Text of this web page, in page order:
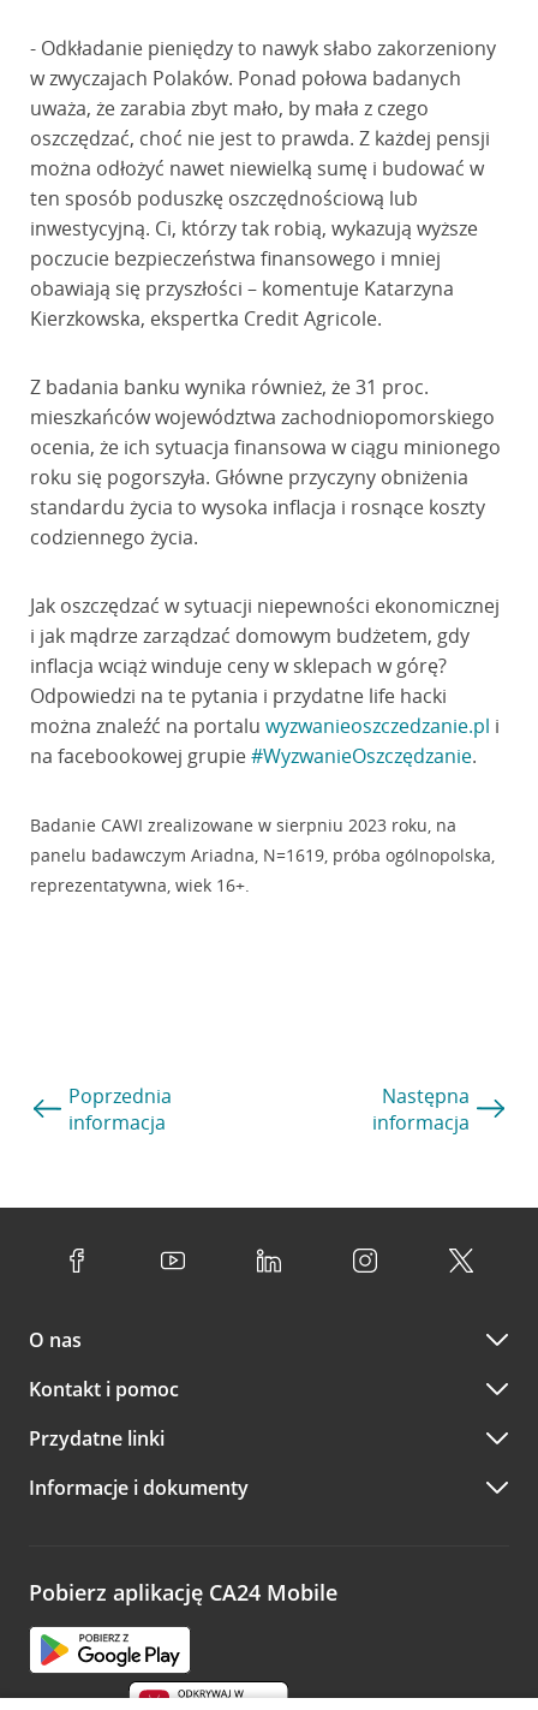
- Odkładanie pieniędzy to nawyk słabo zakorzeniony
w zwyczajach Polaków. Ponad połowa badanych
uważa, że zarabia zbyt mało, by mała z czego
oszczędzać, choć nie jest to prawda. Z każdej pensji
można odłożyć nawet niewielką sumę i budować w
ten sposób poduszkę oszczędnościową lub
inwestycyjną. Ci, którzy tak robią, wykazują wyższe
poczucie bezpieczeństwa finansowego i mniej
obawiają się przyszłości – komentuje Katarzyna
Kierzkowska, ekspertka Credit Agricole.
Z badania banku wynika również, że 31 proc.
mieszkańców województwa zachodniopomorskiego
ocenia, że ich sytuacja finansowa w ciągu minionego
roku się pogorszyła. Główne przyczyny obniżenia
standardu życia to wysoka inflacja i rosnące koszty
codziennego życia.
Jak oszczędzać w sytuacji niepewności ekonomicznej
i jak mądrze zarządzać domowym budżetem, gdy
inflacja wciąż winduje ceny w sklepach w górę?
Odpowiedzi na te pytania i przydatne life hacki
można znaleźć na portalu wyzwanieoszczedzanie.pl i
na facebookowej grupie#WyzwanieOszczędzanie.
Badanie CAWI zrealizowane w sierpniu 2023 roku, na
panelu badawczym Ariadna, N=1619, próba ogólnopolska,
reprezentatywna, wiek 16+.
Poprzednia
informacja
Następna
informacja
O nas
Kontakt i pomoc
Przydatne linki
Informacje i dokumenty
Pobierz aplikację CA24 Mobile